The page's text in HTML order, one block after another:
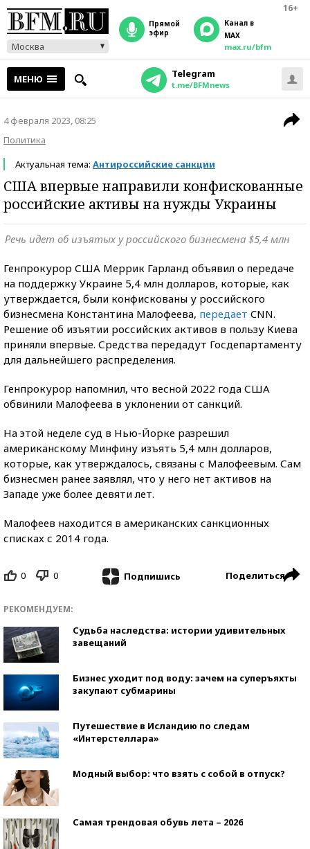
16+
Москва
прямой
эфир
Канал в
MAX
max.ru/bfm
МЕНЮ Telegram
t.me/BFMnews
4 февраля 2023, 08:25
Политика
Актуальная тема: Антироссийские санкции
США впервые направили конфискованные
российские активы на нужды Украины
Речь идет об изъятых у российского бизнесмена $5,4 млн
Генпрокурор США Меррик Гарланд объявил о передаче
на поддержку Украине 5,4 млн долларов, которые, как
утверждается, были конфискованы у российского
бизнесмена Константина Малофеева, передает CNN.
Решение об изъятии российских активов в пользу Киева
приняли впервые. Средства передадут Госдепартаменту
для дальнейшего распределения.
Генпрокурор напомнил, что весной 2022 года США
обвинили Малофеева в уклонении от санкций.
На этой неделе суд в Нью-Йорке разрешил
американскому Минфину изъять 5,4 млн долларов,
которые, как утверждалось, связаны с Малофеевым. Сам
бизнесмен ранее заявлял, что у него нет активов на
Западе уже более девяти лет.
Малофеев находится в американских санкционных
списках с 2014 года.
0 0 Подпишись Поделиться
РЕКОМЕНДУЕМ:
Судьба наследства: истории удивительных
завещаний
Бизнес уходит под воду: зачем на суперъяхты
закупают субмарины
Путешествие в Исландию по следам
«Интерстеллара»
Модный выбор: что взять с собой в отпуск?
Самая трендовая обувь лета – 2026